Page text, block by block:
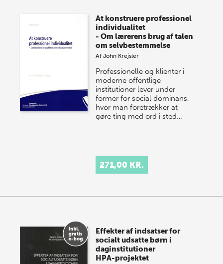
At konstruere professionel
individualitet
- Om lærerens brug af talen
om selvbestemmelse
AfJohn Krejsler
Professionelle og klienter i
moderne offentlige
institutioner lever under
former for social dominans,
hvor man foretrækker at
gøre ting med ord i sted…
271,00 KR.
Effekter af indsatser for
socialt udsatte børn i
daginstitutioner
HPA-projektet